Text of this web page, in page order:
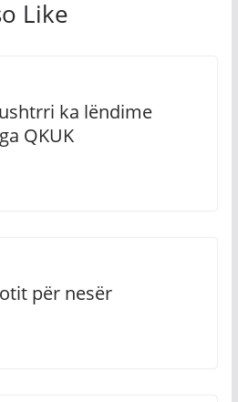
Like
ka lëndime
QKUK
për nesër